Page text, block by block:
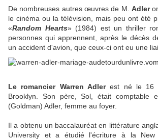
De nombreuses autres œuvres de M. Adler
le cinéma ou la télévision, mais peu ont été
«Random Hearts» (1984) est un thriller
personnes qui apprennent, après le décès
un accident d'avion, que ceux-ci ont eu une
Le romancier Warren Adlerest né le 16
Brooklyn.
Son père, Sol, était comptable
(Goldman) Adler, femme au foyer.
Il a obtenu un baccalauréat en littérature
University et a étudié l'écriture à la New